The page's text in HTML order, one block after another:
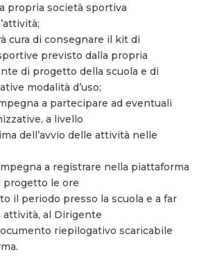
propria società sportiva
cura di consegnare il kit di
previsto dalla propria
di progetto della scuola e di
modalità d’uso;
a partecipare ad eventuali
a livello
dell’avvio delle attività nelle
a registrare nella piattaforma
progetto le ore
il periodo presso la scuola e a far
attività, al Dirigente
riepilogativo scaricabile